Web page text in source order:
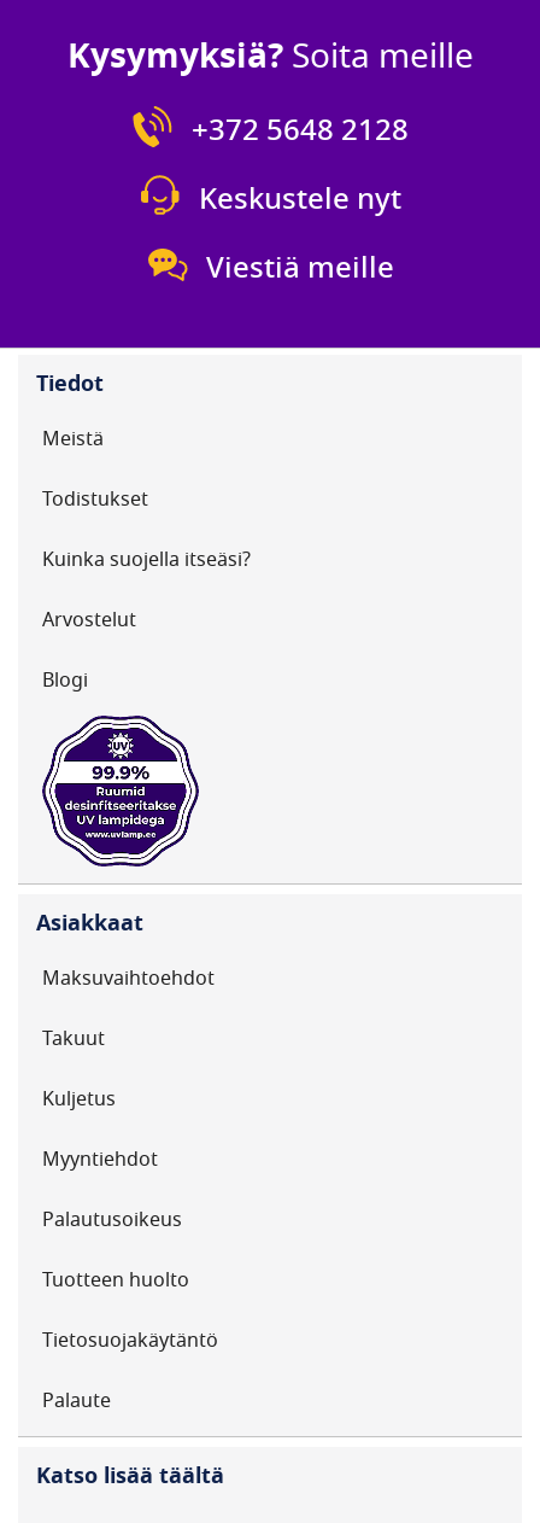
Kysymyksiä?Soita meille
+372 5648 2128
Keskustele nyt
Viestiä meille
Tiedot
Meistä
Todistukset
Kuinka suojella itseäsi?
Arvostelut
Blogi
Asiakkaat
Maksuvaihtoehdot
Takuut
Kuljetus
Myyntiehdot
Palautusoikeus
Tuotteen huolto
Tietosuojakäytäntö
Palaute
Katso lisää täältä